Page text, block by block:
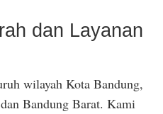
dan Layanan
wilayah Kota Bandung,
Bandung Barat. Kami